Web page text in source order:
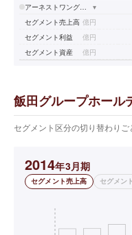
▾
セグメント売上高 億円
セグメント利益
億円
セグメント資産
億円
飯田グループホール
セグメント区分の切り替わり
2014年3月期
セグメント売上高 セグメン